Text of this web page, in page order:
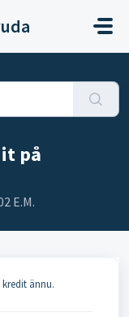
på
E.M.
ännu.